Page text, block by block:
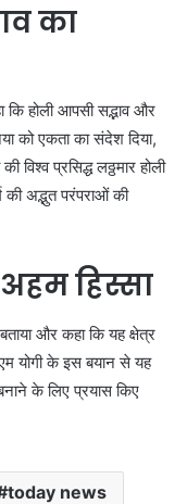
का
कि होली आपसी सद्भाव और
को एकता का संदेश दिया,
प्रसिद्ध लठ्ठमार होली
अद्भुत परंपराओं की
हिस्सा
और कहा कि यह क्षेत्र
योगी के इस बयान से यह
के लिए प्रयास किए
today news